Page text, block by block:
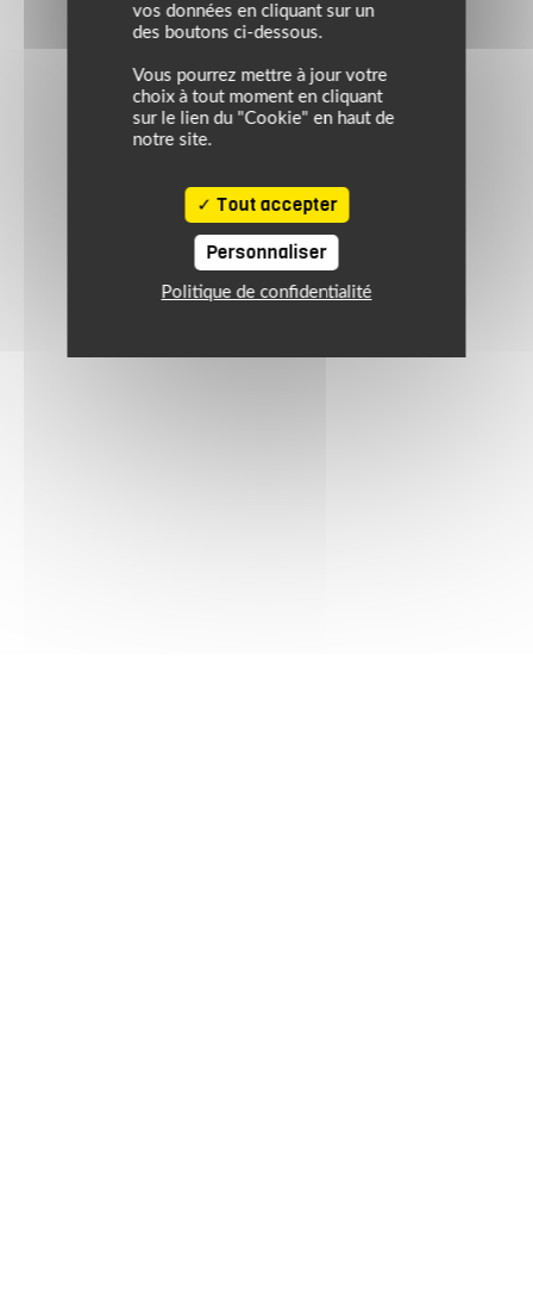
vos données en cliquant sur un
des boutons ci-dessous.
Vous pourrez mettre à jour votre
choix à tout moment en cliquant
sur le lien du "Cookie" en haut de
notre site.
Tout accepter
Personnaliser
Politique de confidentialité